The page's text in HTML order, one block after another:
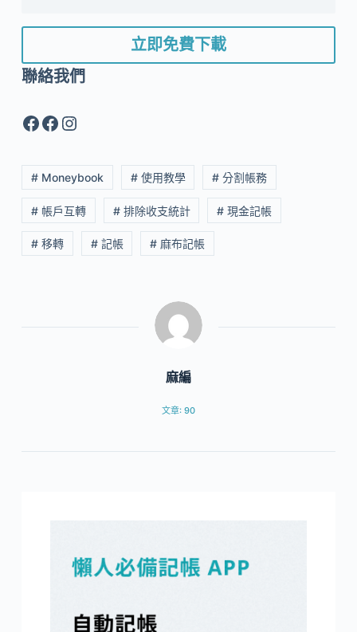
立即免費下載
聯絡我們
Facebook
Facebook
Instagram
# Moneybook # 使用教學 # 分割帳務
# 帳戶互轉 # 排除收支統計 # 現金記帳
# 移轉 # 記帳 # 麻布記帳
麻編
文章: 90